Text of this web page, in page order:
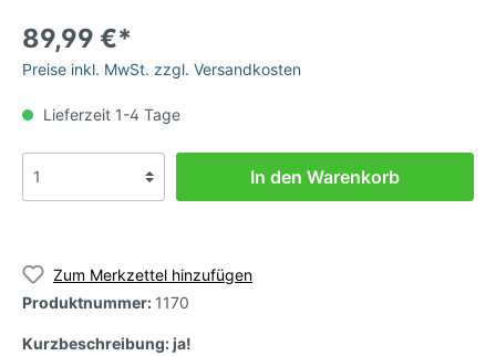
89,99 €*
Preise inkl. MwSt. zzgl. Versandkosten
Lieferzeit 1-4 Tage
In den Warenkorb
Zum Merkzettel hinzufügen
Produktnummer: 1170
Kurzbeschreibung: ja!